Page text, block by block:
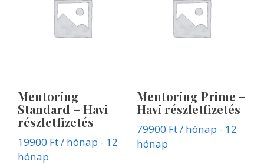
Mentoring
Standard – Havi
részletfizetés
19900 Ft/ hónap - 12
hónap
Mentoring Prime –
Havi részletfizetés
79900 Ft/ hónap - 12
hónap